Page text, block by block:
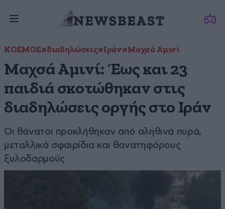
ΚΟΣΜΟΣ#διαδηλώσεις#Ιράν#Μαχσά Αμινί
Μαχσά Αμινί: Έως και 23
παιδιά σκοτώθηκαν στις
διαδηλώσεις οργής στο Ιράν
Οι θάνατοι προκλήθηκαν από αληθινά πυρά,
μεταλλικά σφαιρίδια και θανατηφόρους
ξυλοδαρμούς